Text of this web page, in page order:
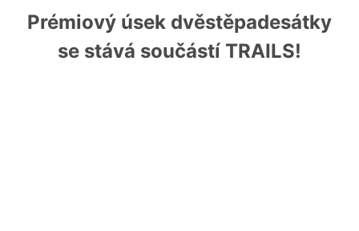
Prémiový úsek dvěstěpadesátky
se stává součástí TRAILS!